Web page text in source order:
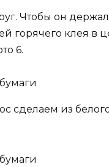
Чтобы он держал
горячего клея в
6.
сделаем из